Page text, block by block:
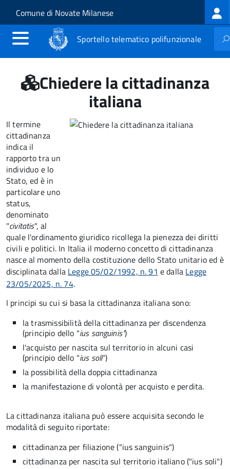
Salta al contenuto principale
Skip to site navigation
Comune di Novate Milanese
Sportello telematico polifunzionale
Chiedere la cittadinanza
italiana
Il termine
cittadinanza
indica il
rapporto tra un
individuo e lo
Stato, ed è in
particolare uno
status,
denominato
"civitatis", al
quale l'ordinamento giuridico ricollega la pienezza dei diritti
civili e politici. In Italia il moderno concetto di cittadinanza
nasce al momento della costituzione dello Stato unitario ed è
disciplinata dalla Legge 05/02/1992, n. 91 e dalla Legge
23/05/2025, n. 74.
I principi su cui si basa la cittadinanza italiana sono:
la trasmissibilità della cittadinanza per discendenza
(principio dello "ius sanguinis")
l'acquisto per nascita sul territorio in alcuni casi
(principio dello "ius soli")
la possibilità della doppia cittadinanza
la manifestazione di volontà per acquisto e perdita.
La cittadinanza italiana può essere acquisita secondo le
modalità di seguito riportate:
cittadinanza per filiazione ("ius sanguinis")
cittadinanza per nascita sul territorio italiano ("ius soli")